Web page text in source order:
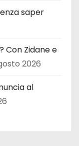
saper
Con Zidane e
2026
al